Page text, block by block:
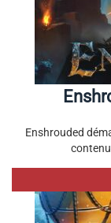
Enshrouded